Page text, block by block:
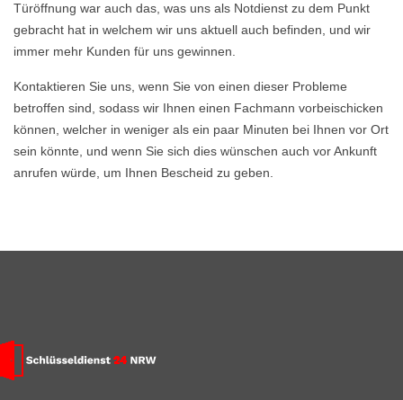
Türöffnung war auch das, was uns als Notdienst zu dem Punkt
gebracht hat in welchem wir uns aktuell auch befinden, und wir
immer mehr Kunden für uns gewinnen.
Kontaktieren Sie uns, wenn Sie von einen dieser Probleme
betroffen sind, sodass wir Ihnen einen Fachmann vorbeischicken
können, welcher in weniger als ein paar Minuten bei Ihnen vor Ort
sein könnte, und wenn Sie sich dies wünschen auch vor Ankunft
anrufen würde, um Ihnen Bescheid zu geben.